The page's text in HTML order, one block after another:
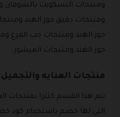
ومنتجات البسكويت بالشوفان
ومنتجات دقيق جوز الهند
جوز الهند ومنتجات حب القرع
جوز الهند ومنتجات المبشور .
منتجات العنايه والتجميل
يتم هذا القسم كثيرا بمنتجات
التي لها خصم باستخدام كود